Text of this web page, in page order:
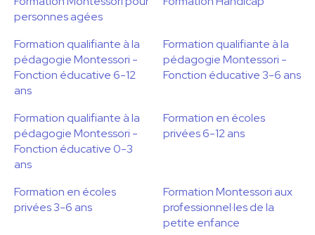
personnes agées
Formation qualifiante à la
pédagogie Montessori -
Fonction éducative 6-12
ans
Formation qualifiante à la
pédagogie Montessori -
Fonction éducative 3-6 ans
Formation qualifiante à la
pédagogie Montessori -
Fonction éducative 0-3
ans
Formation en écoles
privées 6-12 ans
Formation en écoles
privées 3-6 ans
Formation Montessori aux
professionnel·les de la
petite enfance